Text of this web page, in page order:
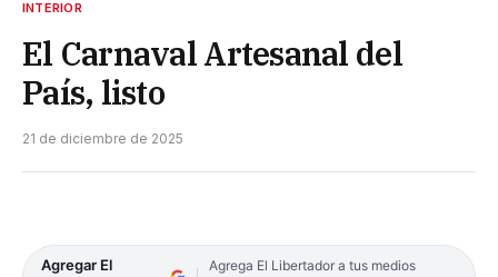
INTERIOR
El Carnaval Artesanal del
País, listo
21 de diciembre de 2025
Agregar El
Agrega El Libertador a tus medios